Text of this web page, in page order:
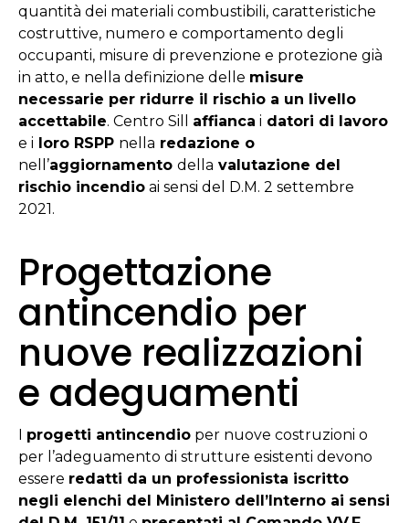
quantità dei materiali combustibili, caratteristiche
costruttive, numero e comportamento degli
occupanti, misure di prevenzione e protezione già
in atto, e nella definizione delle misure
necessarie per ridurre il rischio a un livello
accettabile. Centro Sill affianca i datori di lavoro
e i loro RSPP nella redazione o
nell’aggiornamento della valutazione del
rischio incendio ai sensi del D.M. 2 settembre
2021.
Progettazione
antincendio per
nuove realizzazioni
e adeguamenti
I progetti antincendio per nuove costruzioni o
per l’adeguamento di strutture esistenti devono
essere redatti da un professionista iscritto
negli elenchi del Ministero dell’Interno ai sensi